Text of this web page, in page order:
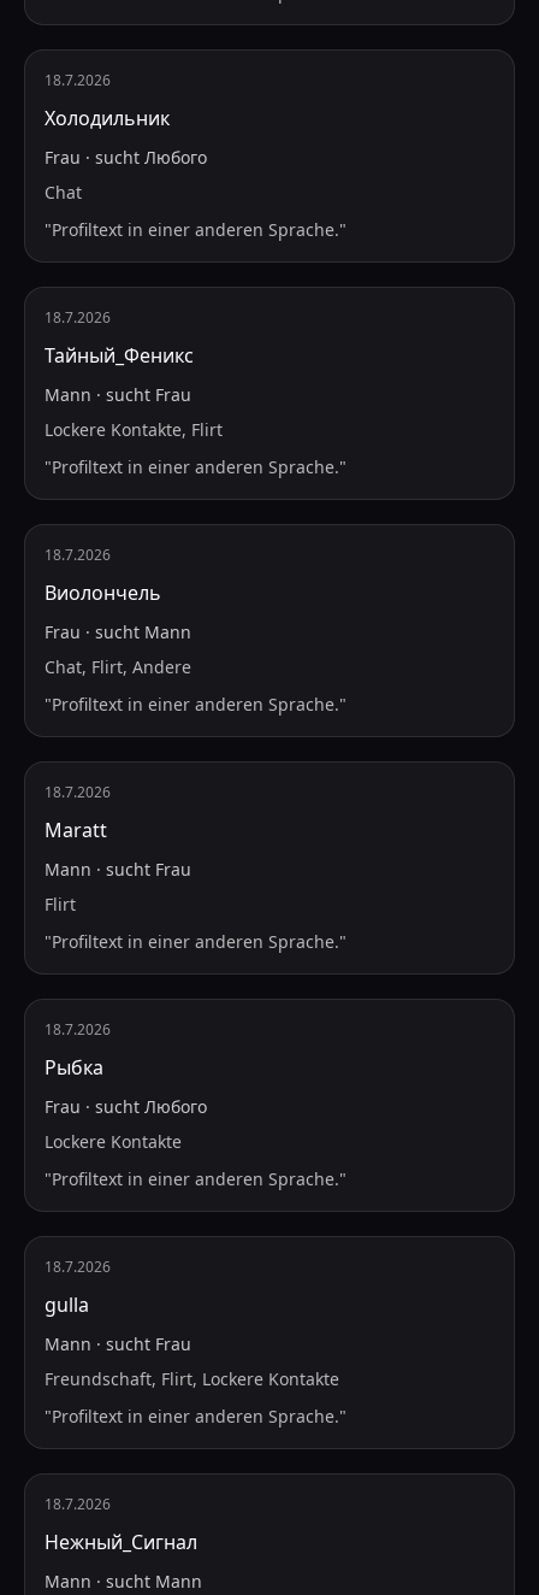
18.7.2026
Холодильник
Frau · sucht Любого
Chat
"Profiltext in einer anderen Sprache."
18.7.2026
Тайный_Феникс
Mann · sucht Frau
Lockere Kontakte, Flirt
"Profiltext in einer anderen Sprache."
18.7.2026
Виолончель
Frau · sucht Mann
Chat, Flirt, Andere
"Profiltext in einer anderen Sprache."
18.7.2026
Maratt
Mann · sucht Frau
Flirt
"Profiltext in einer anderen Sprache."
18.7.2026
Рыбка
Frau · sucht Любого
Lockere Kontakte
"Profiltext in einer anderen Sprache."
18.7.2026
gulla
Mann · sucht Frau
Freundschaft, Flirt, Lockere Kontakte
"Profiltext in einer anderen Sprache."
18.7.2026
Нежный_Сигнал
Mann · sucht Mann